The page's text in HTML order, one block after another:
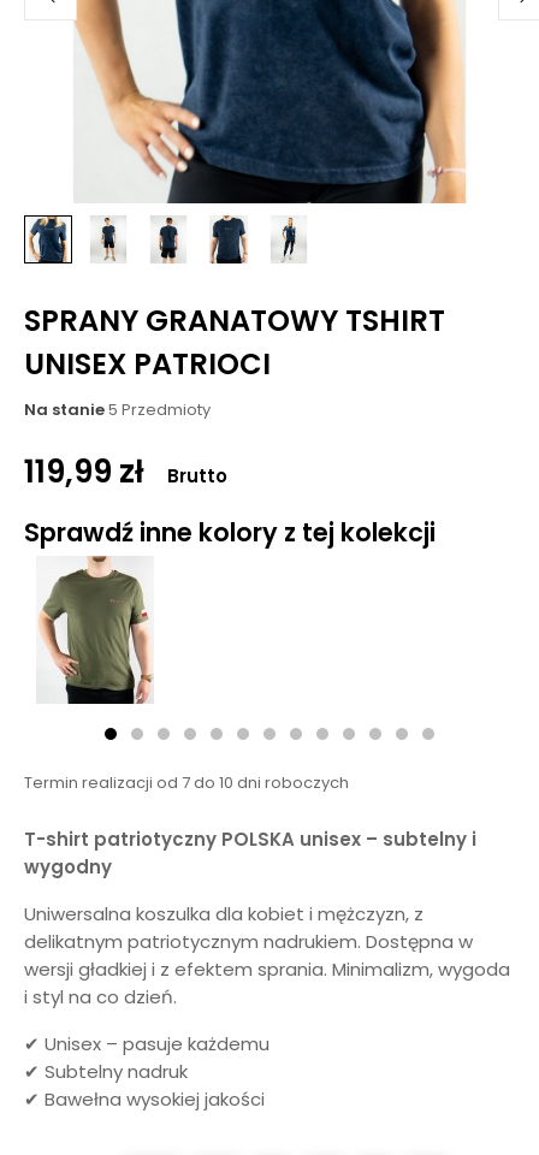
SPRANY GRANATOWY TSHIRT
UNISEX PATRIOCI
Na stanie5 Przedmioty
119,99 zł Brutto
Sprawdź inne kolory z tej kolekcji
Termin realizacji od 7 do 10 dni roboczych
T-shirt patriotyczny POLSKA unisex – subtelny i
wygodny
Uniwersalna koszulka dla kobiet i mężczyzn, z
delikatnym patriotycznym nadrukiem. Dostępna w
wersji gładkiej i z efektem sprania. Minimalizm, wygoda
i styl na co dzień.
✔ Unisex – pasuje każdemu
✔ Subtelny nadruk
✔ Bawełna wysokiej jakości